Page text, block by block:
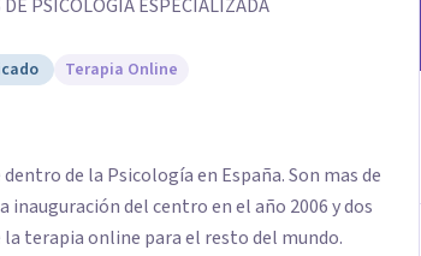
DE PSICOLOGÍA ESPECIALIZADA
Terapia Online
de la Psicología en España. Son mas de
inauguración del centro en el año 2006 y dos
la terapia online para el resto del mundo.